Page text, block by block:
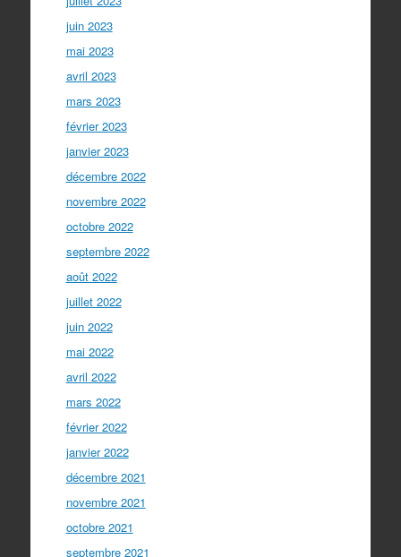
juin 2023
mai 2023
avril 2023
mars 2023
février 2023
janvier 2023
décembre 2022
novembre 2022
octobre 2022
septembre 2022
août 2022
juillet 2022
juin 2022
mai 2022
avril 2022
mars 2022
février 2022
janvier 2022
décembre 2021
novembre 2021
octobre 2021
septembre 2021